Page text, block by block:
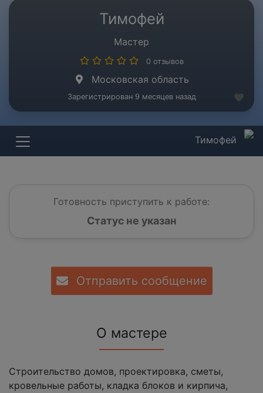
Тимофей
Мастер
0 отзывов
Московская область
Зарегистрирован 9 месяцев назад
Тимофей
Готовность приступить к работе:
Статус не указан
Отправить сообщение
О мастере
Строительство домов, проектировка, сметы,
кровельные работы, кладка блоков и кирпича,